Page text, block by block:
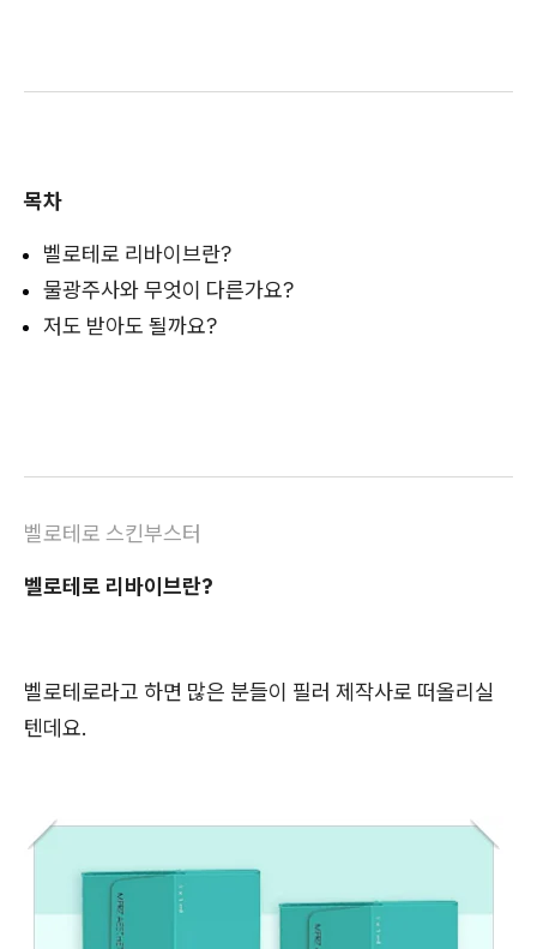
목차
벨로테로 리바이브란?
물광주사와 무엇이 다른가요?
저도 받아도 될까요?
벨로테로 스킨부스터
벨로테로 리바이브란?
벨로테로라고 하면 많은 분들이 필러 제작사로 떠올리실
텐데요.